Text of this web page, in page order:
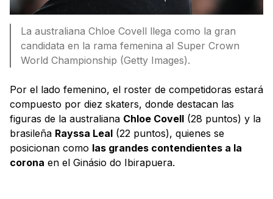
La australiana Chloe Covell llega como la gran
candidata en la rama femenina al Super Crown
World Championship (Getty Images).
Por el lado femenino, el roster de competidoras estará
compuesto por diez skaters, donde destacan las
figuras de la australiana Chloe Covell (28 puntos) y la
brasileña Rayssa Leal (22 puntos), quienes se
posicionan como las grandes contendientes a la
corona en el Ginásio do Ibirapuera.